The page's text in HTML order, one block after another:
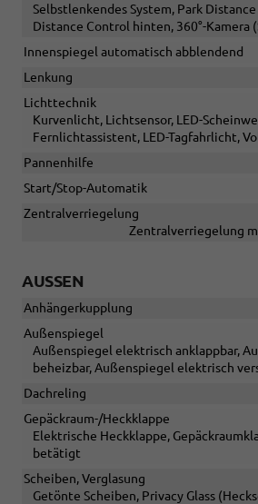
Selbstlenkendes System, Park
Distance Control hinten, 360°-Kamera
Innenspiegel automatisch abblendend
Lenkung
Lichttechnik
Kurvenlicht, Lichtsensor, LED-
Fernlichtassistent, LED-Tagfahrlicht,
Pannenhilfe
Start/Stop-Automatik
Zentralverriegelung
Zentralverriegelung
AUSSEN
Anhängerkupplung
Außenspiegel
Außenspiegel elektrisch anklappbar,
beheizbar, Außenspiegel elektrisch
Dachreling
Gepäckraum-/Heckklappe
Elektrische Heckklappe,
betätigt
Scheiben, Verglasung
Getönte Scheiben, Privacy Glass